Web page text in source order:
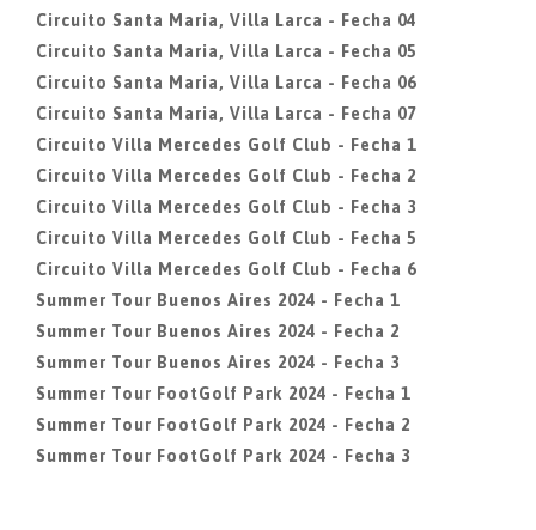
Circuito Santa Maria, Villa Larca - Fecha 04
Circuito Santa Maria, Villa Larca - Fecha 05
Circuito Santa Maria, Villa Larca - Fecha 06
Circuito Santa Maria, Villa Larca - Fecha 07
Circuito Villa Mercedes Golf Club - Fecha 1
Circuito Villa Mercedes Golf Club - Fecha 2
Circuito Villa Mercedes Golf Club - Fecha 3
Circuito Villa Mercedes Golf Club - Fecha 5
Circuito Villa Mercedes Golf Club - Fecha 6
Summer Tour Buenos Aires 2024 - Fecha 1
Summer Tour Buenos Aires 2024 - Fecha 2
Summer Tour Buenos Aires 2024 - Fecha 3
Summer Tour FootGolf Park 2024 - Fecha 1
Summer Tour FootGolf Park 2024 - Fecha 2
Summer Tour FootGolf Park 2024 - Fecha 3